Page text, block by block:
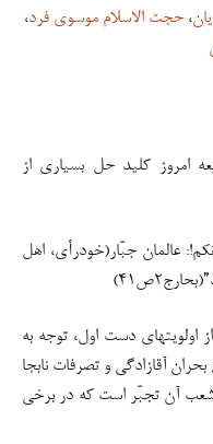
، حجت الاسلام موسوی فرد،
امروز کلید حل بسیاری از
عالمان جبّار(خودرأی، اهل
اولویتهای دست اول، توجه به
آقازادگی و تصرفات نابجا
شعب آن تجبّر است که در برخی